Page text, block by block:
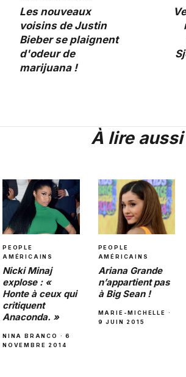
Les nouveaux
voisins de Justin
Bieber se plaignent
d'odeur de
marijuana !
À lire aussi
PEOPLE
AMÉRICAINS
Nicki Minaj
explose : «
Honte à ceux qui
critiquent
Anaconda. »
NINA BRANCO · 6
NOVEMBRE 2014
PEOPLE
AMÉRICAINS
Ariana Grande
n’appartient pas
à Big Sean !
MARIE-MICHELLE ·
9 JUIN 2015